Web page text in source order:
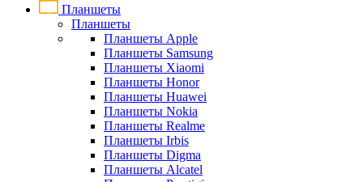
Планшеты
Планшеты
Планшеты Apple
Планшеты Samsung
Планшеты Xiaomi
Планшеты Honor
Планшеты Huawei
Планшеты Nokia
Планшеты Realme
Планшеты Irbis
Планшеты Digma
Планшеты Alcatel